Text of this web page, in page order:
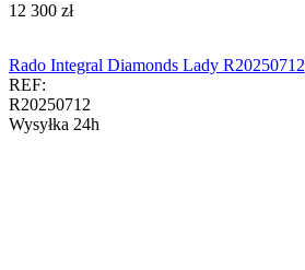
‍12 300‍ zł
Rado Integral Diamonds Lady R20250712
REF:
R20250712
Wysyłka 24h